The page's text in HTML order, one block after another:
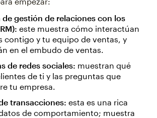
de gestión de relaciones con los
este muestra cómo interactúan
contigo y tu equipo de ventas, y
en el embudo de ventas.
de redes sociales: muestran qué
de ti y las preguntas que
tu empresa.
transacciones: esta es una rica
de comportamiento; muestra